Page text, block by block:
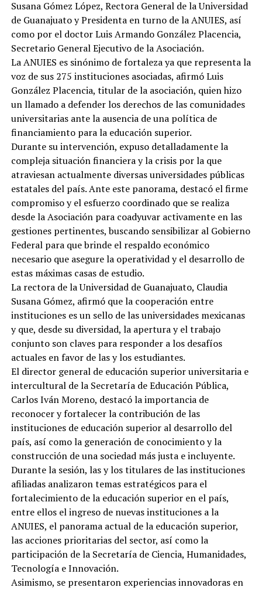
Susana Gómez López, Rectora General de la Universidad
de Guanajuato y Presidenta en turno de la ANUIES, así
como por el doctor Luis Armando González Placencia,
Secretario General Ejecutivo de la Asociación.
La ANUIES es sinónimo de fortaleza ya que representa la
voz de sus 275 instituciones asociadas, afirmó Luis
González Placencia, titular de la asociación, quien hizo
un llamado a defender los derechos de las comunidades
universitarias ante la ausencia de una política de
financiamiento para la educación superior.
Durante su intervención, expuso detalladamente la
compleja situación financiera y la crisis por la que
atraviesan actualmente diversas universidades públicas
estatales del país. Ante este panorama, destacó el firme
compromiso y el esfuerzo coordinado que se realiza
desde la Asociación para coadyuvar activamente en las
gestiones pertinentes, buscando sensibilizar al Gobierno
Federal para que brinde el respaldo económico
necesario que asegure la operatividad y el desarrollo de
estas máximas casas de estudio.
La rectora de la Universidad de Guanajuato, Claudia
Susana Gómez, afirmó que la cooperación entre
instituciones es un sello de las universidades mexicanas
y que, desde su diversidad, la apertura y el trabajo
conjunto son claves para responder a los desafíos
actuales en favor de las y los estudiantes.
El director general de educación superior universitaria e
intercultural de la Secretaría de Educación Pública,
Carlos Iván Moreno, destacó la importancia de
reconocer y fortalecer la contribución de las
instituciones de educación superior al desarrollo del
país, así como la generación de conocimiento y la
construcción de una sociedad más justa e incluyente.
Durante la sesión, las y los titulares de las instituciones
afiliadas analizaron temas estratégicos para el
fortalecimiento de la educación superior en el país,
entre ellos el ingreso de nuevas instituciones a la
ANUIES, el panorama actual de la educación superior,
las acciones prioritarias del sector, así como la
participación de la Secretaría de Ciencia, Humanidades,
Tecnología e Innovación.
Asimismo, se presentaron experiencias innovadoras en